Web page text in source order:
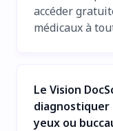
accéder
médicaux à
Le Vision
diagnostiquer
yeux ou